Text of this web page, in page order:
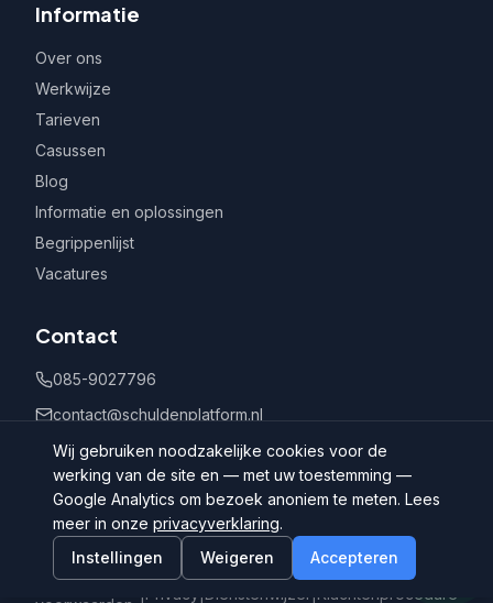
Informatie
Over ons
Werkwijze
Tarieven
Casussen
Blog
Informatie en oplossingen
Begrippenlijst
Vacatures
Contact
085-9027796
contact@schuldenplatform.nl
Postbus 802, 7400 AV Deventer
©
Schuldenplatform.nl
Algemene
|Privacy |Dienstenwijzer |Klachtenprocedure
Wij gebruiken noodzakelijke cookies voor de
werking van de site en — met uw toestemming —
Google Analytics om bezoek anoniem te meten. Lees
meer in onze privacyverklaring.
Instellingen
Weigeren Accepteren